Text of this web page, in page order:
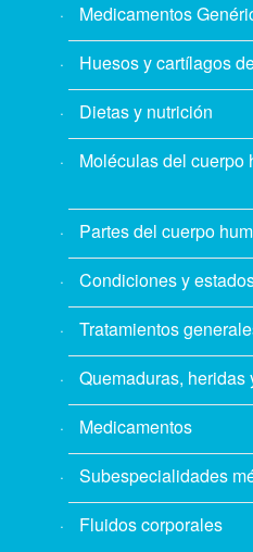
Medicamentos
Huesos y cartílagos
Dietas y nutrición
Moléculas del cuerpo
Partes del cuerpo
Condiciones y
Tratamientos
Quemaduras, heridas
Medicamentos
Subespecialidades
Fluidos corporales